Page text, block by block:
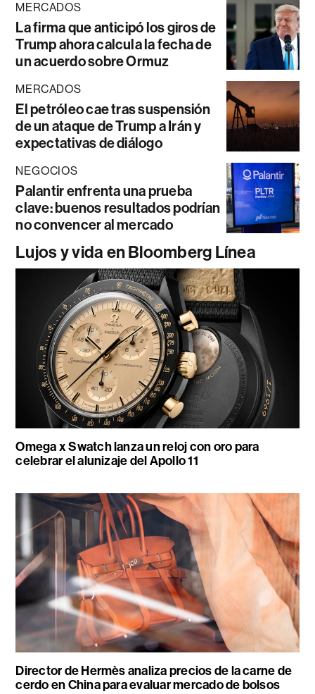
MERCADOS
La firma que anticipó los giros de
Trump ahora calcula la fecha de
un acuerdo sobre Ormuz
MERCADOS
El petróleo cae tras suspensión
de un ataque de Trump a Irán y
expectativas de diálogo
NEGOCIOS
Palantir enfrenta una prueba
clave: buenos resultados podrían
no convencer al mercado
Lujos y vida en Bloomberg Línea
Omega x Swatch lanza un reloj con oro para
celebrar el alunizaje del Apollo 11
Director de Hermès analiza precios de la carne de
cerdo en China para evaluar mercado de bolsos